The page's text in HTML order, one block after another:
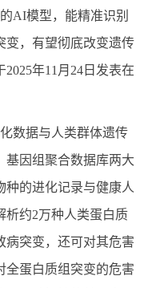
的AI模型，能精准识别
变，有望彻底改变遗传
2025年11 月 24 日发表在
数据与人类群体遗传
基因组聚合数据库两大
种的进化记录与健康人
析约2万种人类蛋白质
病突变，还可对其危害
全蛋白质组突变的危害